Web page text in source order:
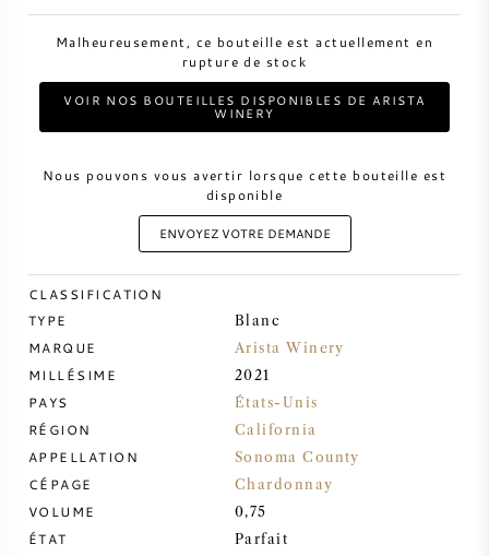
VIN DOUX
PORTO
CABERNET SAUVIGNON
PINOT NOIR
CHARDONNAY
MERLOT
Malheureusement, ce bouteille est actuellement en
rupture de stock
VOIR NOS BOUTEILLES DISPONIBLES DE ARISTA
WINERY
Nous pouvons vous avertir lorsque cette bouteille est
disponible
ENVOYEZ VOTRE DEMANDE
CLASSIFICATION
TYPE
Blanc
MARQUE Arista Winery
MILLÉSIME 2021
PAYS États-Unis
RÉGION California
APPELLATION Sonoma County
CÉPAGE Chardonnay
VOLUME 0,75
ÉTAT Parfait